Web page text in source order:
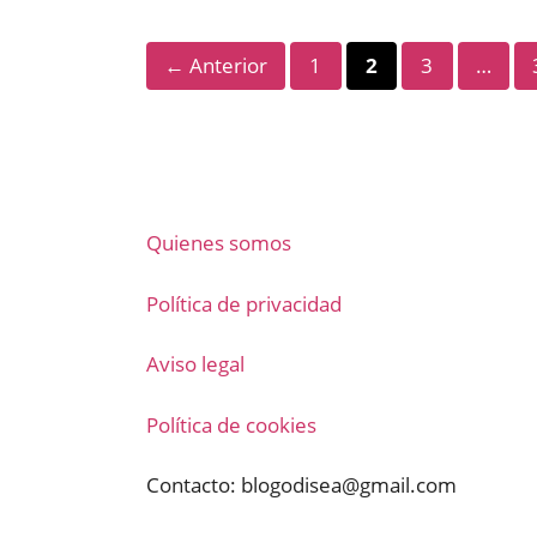
← Anterior Página
1 Página
2 Página
3 …
Quienes somos
Política de privacidad
Aviso legal
Política de cookies
Contacto: blogodisea@gmail.com